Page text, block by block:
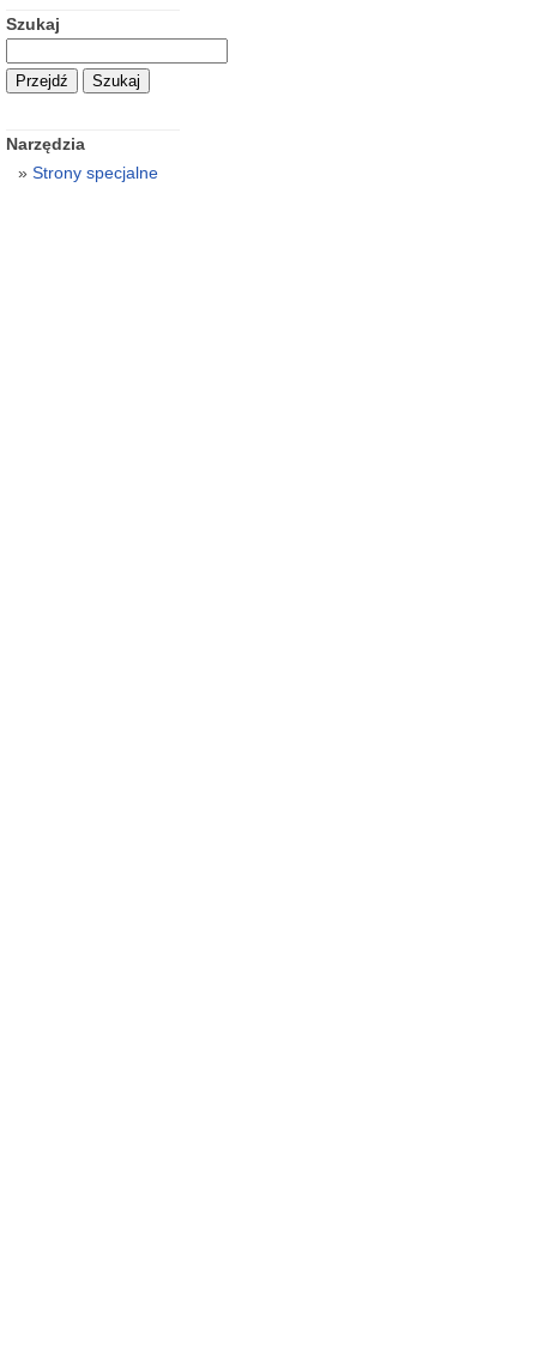
Szukaj
Narzędzia
Strony specjalne